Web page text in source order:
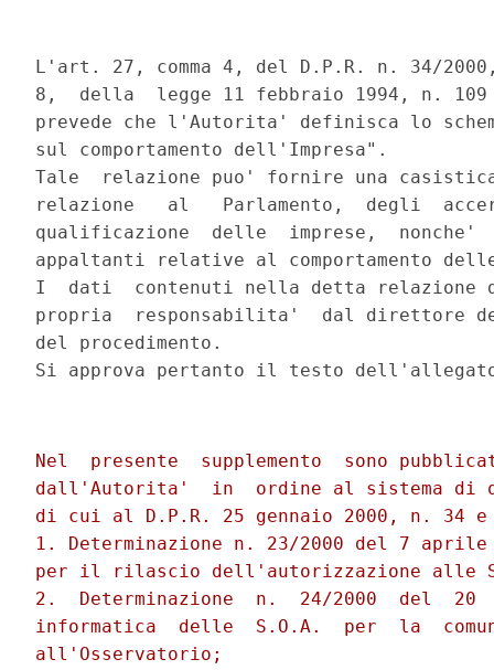
L'art. 27, comma 4, del D.P.R. n. 34/
8,  della  legge 11 febbraio 1994, n.
prevede che l'Autorita' definisca lo
sul comportamento dell'Impresa".
Tale  relazione puo' fornire una
relazione   al   Parlamento,  degli
qualificazione  delle  imprese,
appaltanti relative al comportamento
I  dati  contenuti nella detta relazione
propria  responsabilita'  dal direttore
del procedimento.
Si approva pertanto il testo
Nel  presente  supplemento  sono
dall'Autorita'  in  ordine al sistema di
di cui al D.P.R. 25 gennaio 2000, n. 34 e
1. Determinazione n. 23/2000 del 7
per il rilascio dell'autorizzazione alle
2.  Determinazione  n.  24/2000  del
informatica  delle  S.O.A.  per  la
all'Osservatorio;